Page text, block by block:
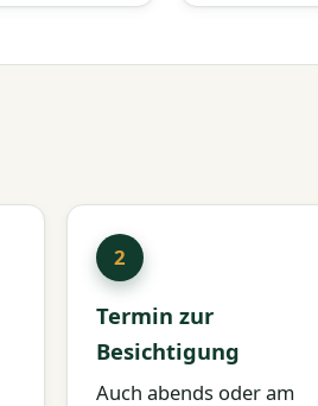
Termin zur
Besichtigung
Auch abends oder am